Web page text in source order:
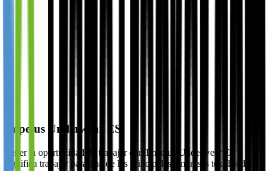
Impetus Underwear ES
Tener la oportunidad de trabajar con Impetus Underwear ES
significa trabajar para una de las principales empresas textiles del